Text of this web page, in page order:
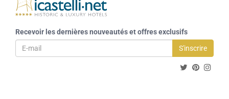
Recevoir les dernières nouveautés et offres exclusifs
S'inscrire